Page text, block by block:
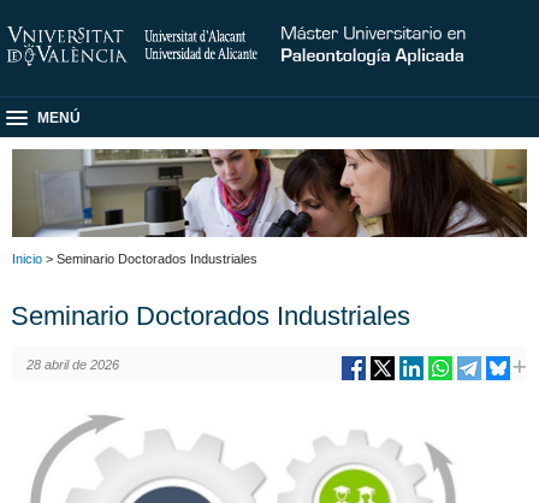
MENÚ
Inicio > Seminario Doctorados Industriales
Seminario Doctorados Industriales
28 abril de 2026